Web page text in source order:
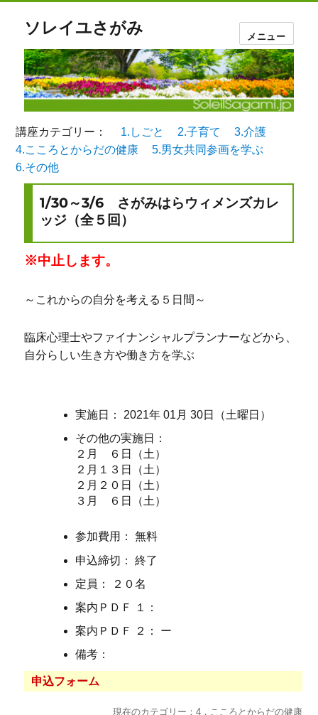
ソレイユさがみ メニュー
講座カテゴリー： 1.しごと 2.子育て
3.介護
4.こころとからだの健康
5.男女共同参画を学ぶ
6.その他
1/30～3/6 さがみはらウィメンズカレ
ッジ（全５回）
※中止します。
～これからの自分を考える５日間～
臨床心理士やファイナンシャルプランナーなどから、
自分らしい生き方や働き方を学ぶ
実施日： 2021年 01月 30日（土曜日）
その他の実施日：
２月 ６日（土）
２月１３日（土）
２月２０日（土）
３月 ６日（土）
参加費用： 無料
申込締切： 終了
定員： ２０名
案内ＰＤＦ １：
案内ＰＤＦ ２： ー
備考：
申込フォーム
現在のカテゴリー：4．こころとからだの健康